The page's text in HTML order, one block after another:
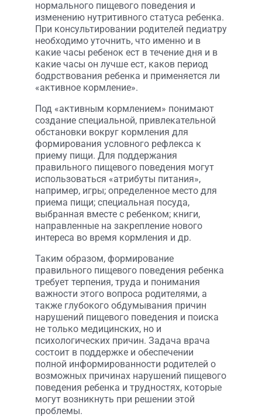
нормального пищевого поведения и
изменению нутритивного статуса ребенка.
При консультировании родителей педиатру
необходимо уточнить, что именно и в
какие часы ребенок ест в течение дня и в
какие часы он лучше ест, каков период
бодрствования ребенка и применяется ли
«активное кормление».
Под «активным кормлением» понимают
создание специальной, привлекательной
обстановки вокруг кормления для
формирования условного рефлекса к
приему пищи. Для поддержания
правильного пищевого поведения могут
использоваться «атрибуты питания»,
например, игры; определенное место для
приема пищи; специальная посуда,
выбранная вместе с ребенком; книги,
направленные на закрепление нового
интереса во время кормления и др.
Таким образом, формирование
правильного пищевого поведения ребенка
требует терпения, труда и понимания
важности этого вопроса родителями, а
также глубокого обдумывания причин
нарушений пищевого поведения и поиска
не только медицинских, но и
психологических причин. Задача врача
состоит в поддержке и обеспечении
полной информированности родителей о
возможных причинах нарушений пищевого
поведения ребенка и трудностях, которые
могут возникнуть при решении этой
проблемы.